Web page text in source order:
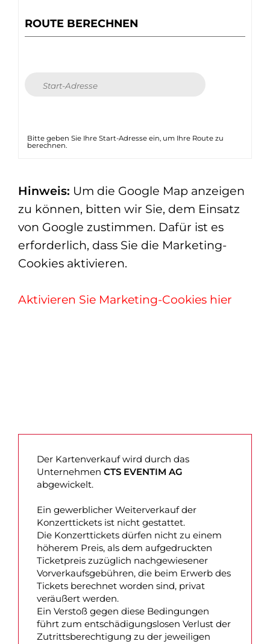
ROUTE BERECHNEN
Bitte geben Sie Ihre Start-Adresse ein, um Ihre Route zu
berechnen.
Hinweis: Um die Google Map anzeigen
zu können, bitten wir Sie, dem Einsatz
von Google zustimmen. Dafür ist es
erforderlich, dass Sie die Marketing-
Cookies aktivieren.
Aktivieren Sie Marketing-Cookies hier
Der Kartenverkauf wird durch das
Unternehmen CTS EVENTIM AG
abgewickelt.
Ein gewerblicher Weiterverkauf der
Konzerttickets ist nicht gestattet.
Die Konzerttickets dürfen nicht zu einem
höherem Preis, als dem aufgedruckten
Ticketpreis zuzüglich nachgewiesener
Vorverkaufsgebühren, die beim Erwerb des
Tickets berechnet worden sind, privat
veräußert werden.
Ein Verstoß gegen diese Bedingungen
führt zum entschädigungslosen Verlust der
Zutrittsberechtigung zu der jeweiligen